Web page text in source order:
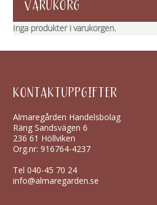
VARUKORG
Inga produkter i varukorgen.
KONTAKTUPPGIFTER
Almaregården Handelsbolag
Räng Sandsvägen 6
236 61 Höllviken
Org.nr: 916764-4237
Tel040-45 70 24
info@almaregarden.se